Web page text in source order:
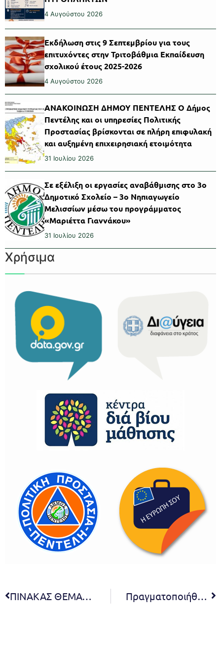
4 Αυγούστου 2026
Εκδήλωση στις 9 Σεπτεμβρίου για τους
επιτυχόντες στην Τριτοβάθμια Εκπαίδευση
σχολικού έτους 2025-2026
4 Αυγούστου 2026
ΑΝΑΚΟΙΝΩΣΗ ΔΗΜΟΥ ΠΕΝΤΕΛΗΣ Ο Δήμος
Πεντέλης και οι υπηρεσίες Πολιτικής
Προστασίας βρίσκονται σε πλήρη επιφυλακή
και αυξημένη επιχειρησιακή ετοιμότητα
31 Ιουλίου 2026
Σε εξέλιξη οι εργασίες αναβάθμισης στο 3ο
Δημοτικό Σχολείο – 3ο Νηπιαγωγείο
Μελισσίων μέσω του προγράμματος
«Μαριέττα Γιαννάκου»
31 Ιουλίου 2026
Χρήσιμα
ΠΙΝΑΚΑΣ ΘΕΜΑΤΩΝ ΠΟΥ ΣΥΖΗΤΗΘΗΚΑΝ ΣΤΗΝ 22η ΤΑΚΤΙΚΗ ΣΥΝΕΔΡΙΑΣΗ ΔΙΑ ΖΩΣΗΣ ΤΗΣ ΔΗΜΟΤΙΚΗΣ ΕΠΙΤΡΟΠΗΣ Πραγματοποιήθηκαν τα εγκαίνια της ομαδικής εικαστικής έκθεσης «Φως, Σκιά, Συμπτώσεις» στο Μέγαρο Δουκίσσης Πλακεντίας